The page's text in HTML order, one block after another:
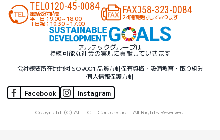
TEL0120-45-0084
電話受付時間
平 日：9:00～18:00
土日祝：10:30～17:00
FAX058-323-0084
24時間受付しております
アルテックグループは
持続可能な社会の実現に貢献していきます
会社概要所在地地図ISO9001 品質方針保有資格・設備教育・取り組み
個人情報保護方針
Facebook Instagram
Copyright (C) ALTECH Corporation. All Rights Reserved.